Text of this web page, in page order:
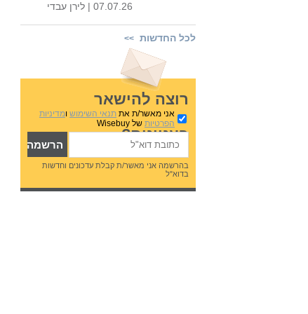
07.07.26 |
לירן עבדי
לכל החדשות >>
רוצה להישאר
בעניינים?
אני מאשר/ת את תנאי השימוש ומדיניות
הפרטיות של Wisebuy
בהרשמה אני מאשר/ת קבלת עדכונים וחדשות
בדוא"ל